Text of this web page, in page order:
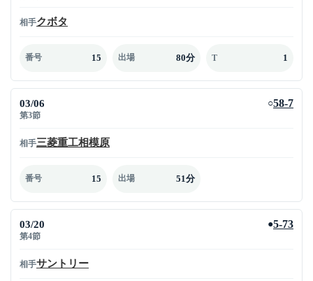
相手クボタ
番号 15 出場 80分 T 1
03/06
第3節
○58-7
相手三菱重工相模原
番号 15 出場 51分
03/20
第4節
●5-73
相手サントリー